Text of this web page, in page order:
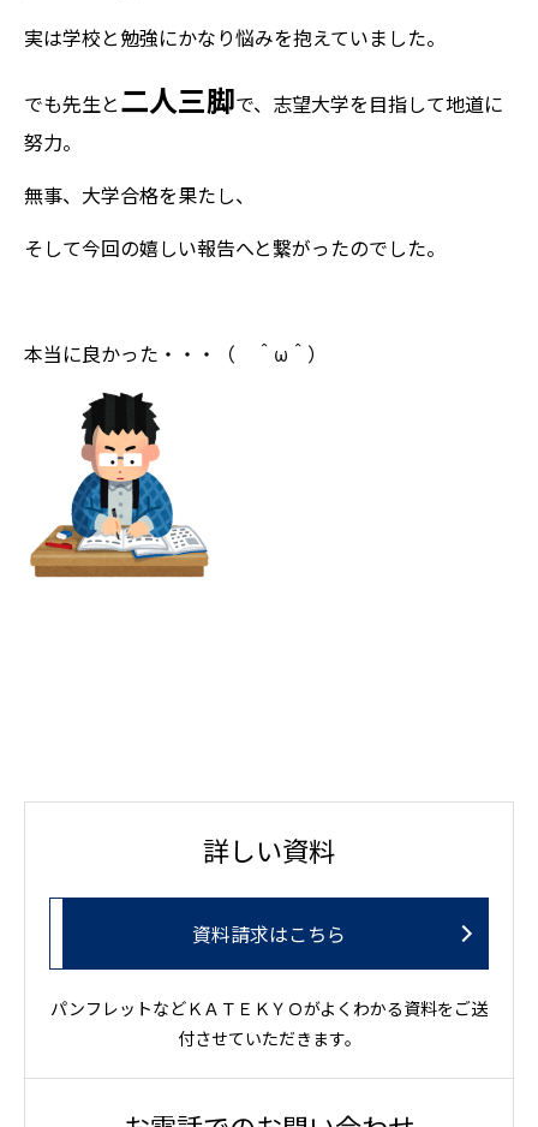
実は学校と勉強にかなり悩みを抱えていました。
でも先生と二人三脚で、志望大学を目指して地道に
努力。
無事、大学合格を果たし、
そして今回の嬉しい報告へと繋がったのでした。
本当に良かった・・・（ ＾ω＾）
詳しい資料
資料請求はこちら
パンフレットなどＫＡＴＥＫＹＯがよくわかる資料をご送
付させていただきます。